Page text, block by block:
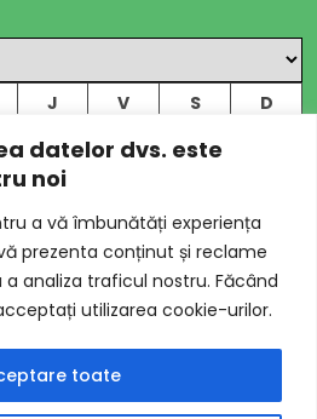
datelor dvs. este
noi
a vă îmbunătăți experiența
prezenta conținut și reclame
analiza traficul nostru. Făcând
utilizarea cookie-urilor.
toate
J V S
D
1
6
13 14 15
16
20 21 22
23
27 28 29
30